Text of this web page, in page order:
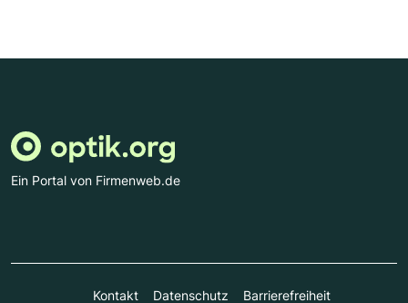
Ein Portal von Firmenweb.de
Kontakt Datenschutz Barrierefreiheit